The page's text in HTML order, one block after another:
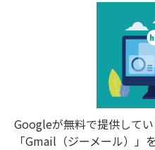
Googleが無料で提供して
「Gmail（ジーメール）」